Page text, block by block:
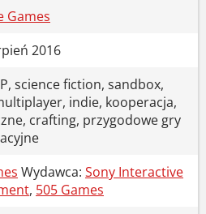
Games
2016
science fiction, sandbox,
indie, kooperacja,
crafting, przygodowe gry
Wydawca: Sony Interactive
, 505 Games